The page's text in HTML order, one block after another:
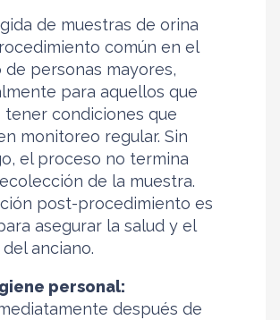
de muestras de orina
común en el
de personas mayores,
para aquellos que
tener condiciones que
monitoreo regular. Sin
el proceso no termina
de la muestra.
post-procedimiento es
asegurar la salud y el
anciano.
personal:
después de